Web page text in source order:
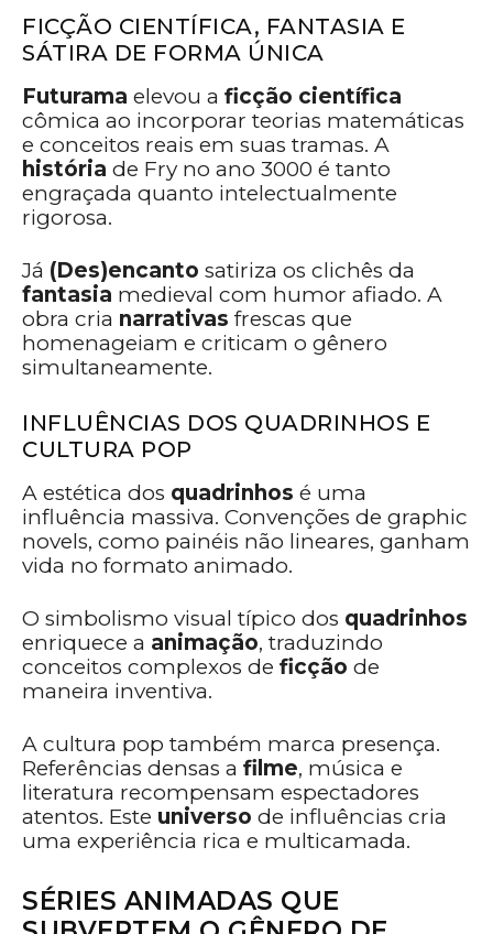
FICÇÃO CIENTÍFICA, FANTASIA E
SÁTIRA DE FORMA ÚNICA
Futurama elevou a ficção científica
cômica ao incorporar teorias matemáticas
e conceitos reais em suas tramas. A
história de Fry no ano 3000 é tanto
engraçada quanto intelectualmente
rigorosa.
Já (Des)encanto satiriza os clichês da
fantasia medieval com humor afiado. A
obra cria narrativas frescas que
homenageiam e criticam o gênero
simultaneamente.
INFLUÊNCIAS DOS QUADRINHOS E
CULTURA POP
A estética dos quadrinhos é uma
influência massiva. Convenções de graphic
novels, como painéis não lineares, ganham
vida no formato animado.
O simbolismo visual típico dos quadrinhos
enriquece a animação, traduzindo
conceitos complexos de ficção de
maneira inventiva.
A cultura pop também marca presença.
Referências densas a filme, música e
literatura recompensam espectadores
atentos. Este universo de influências cria
uma experiência rica e multicamada.
SÉRIES ANIMADAS QUE